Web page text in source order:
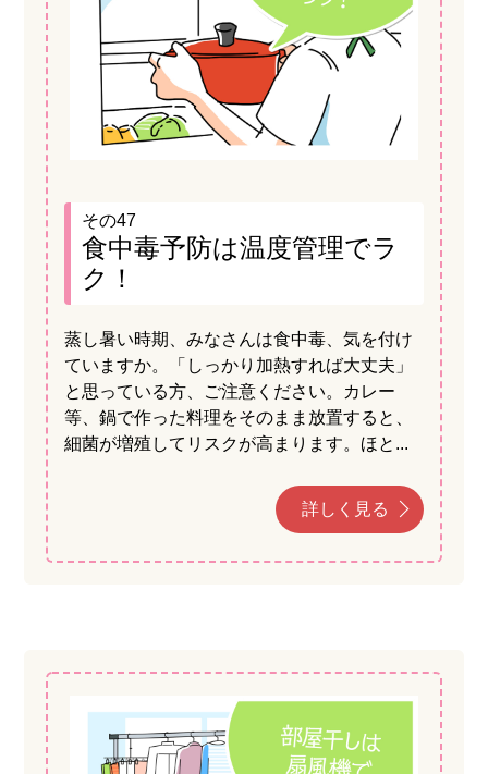
その47
食中毒予防は温度管理でラ
ク！
蒸し暑い時期、みなさんは食中毒、気を付け
ていますか。「しっかり加熱すれば大丈夫」
と思っている方、ご注意ください。カレー
等、鍋で作った料理をそのまま放置すると、
細菌が増殖してリスクが高まります。ほと...
詳しく見る